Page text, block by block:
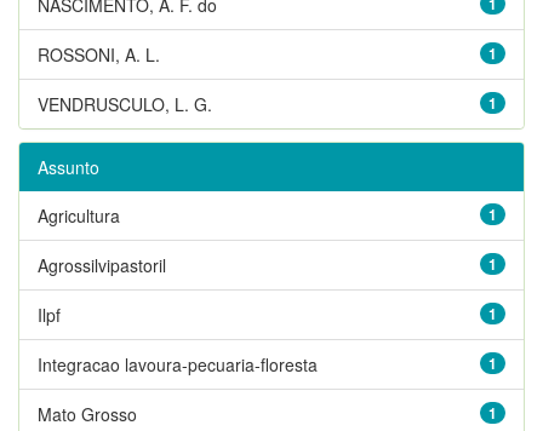
1
ROSSONI, A. L.
1
VENDRUSCULO, L. G.
Assunto
1
Agricultura
1
Agrossilvipastoril
1
Ilpf
1
Integracao lavoura-pecuaria-floresta
1
Mato Grosso